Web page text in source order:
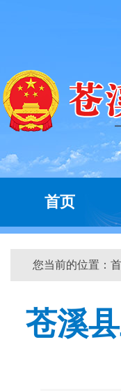
首页
您当前的位置：
苍溪